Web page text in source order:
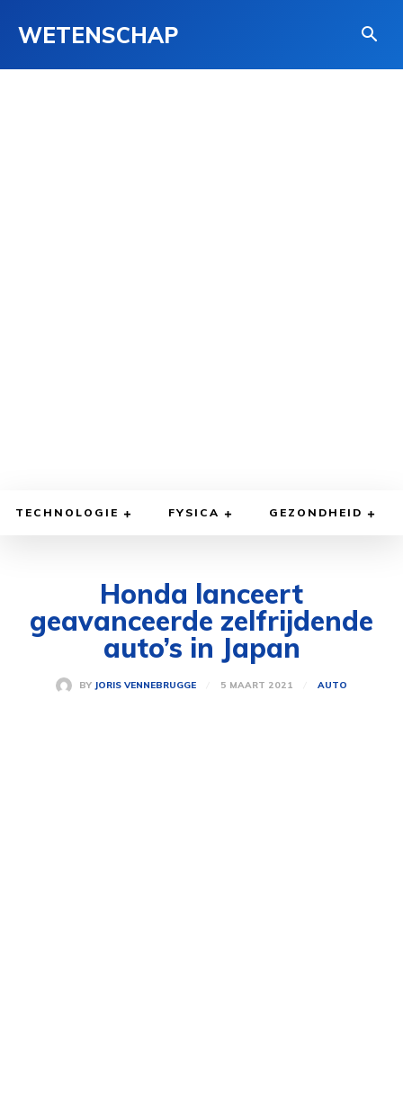
WETENSCHAP
TECHNOLOGIE FYSICA GEZONDHEID
Honda lanceert
geavanceerde zelfrijdende
auto’s in Japan
BY JORIS VENNEBRUGGE 5 MAART 2021 AUTO